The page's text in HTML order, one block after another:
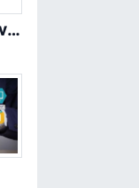
Türkiye'nin ilk ve tek yapay zeka destekli arsa ilan platformu